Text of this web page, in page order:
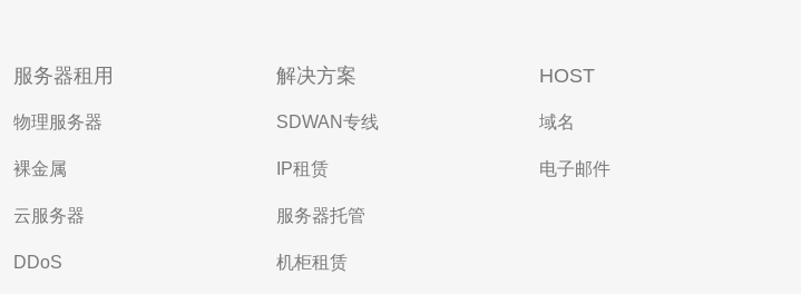
服务器租用
物理服务器
裸金属
云服务器
DDoS
解决方案
SDWAN专线
IP租赁
服务器托管
机柜租赁
HOST
域名
电子邮件